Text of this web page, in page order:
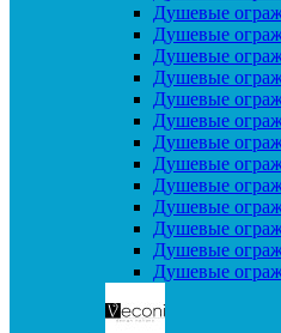
Душевые
Душевые
Душевые
Душевые
Душевые
Душевые
Душевые
Душевые
Душевые
Душевые
Душевые
Душевые
Душевые